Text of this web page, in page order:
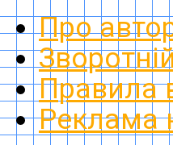
Про
Правила
Реклама